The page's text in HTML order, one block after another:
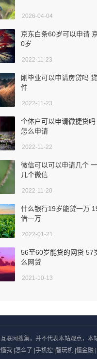
2026-04-04
京东白条60岁可以申请
0岁
2022-11-23
刚毕业可以申请房贷吗
件
2022-11-23
个体户可以申请微捷贷吗
怎么申请
2022-11-22
微信可以可以申请几个
几个微信
2022-11-20
什么银行19岁能贷一万
借一万
2022-01-21
56至60岁能贷的网贷 57
么网贷
2021-10-13
联网搜集，并不代表本站观点，
我 怎么了 手机控 智玩机 懂金融